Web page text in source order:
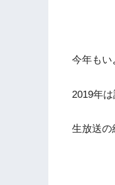
今年もい
2019年
生放送の